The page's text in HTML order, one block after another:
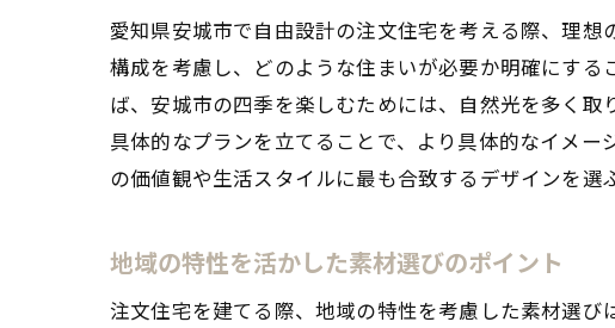
家族構
環境に
将来的
注文住
安城市で自
土地の
地元の
愛知県安城市で自由設計の注文住宅を考える際、理
構成を考慮し、どのような住まいが必要か明確にす
ば、安城市の四季を楽しむためには、自然光を多く
具体的なプランを立てることで、より具体的なイメ
の価値観や生活スタイルに最も合致するデザインを選
地域の特性を活かした素材選びのポイント
注文住宅を建てる際、地域の特性を考慮した素材選